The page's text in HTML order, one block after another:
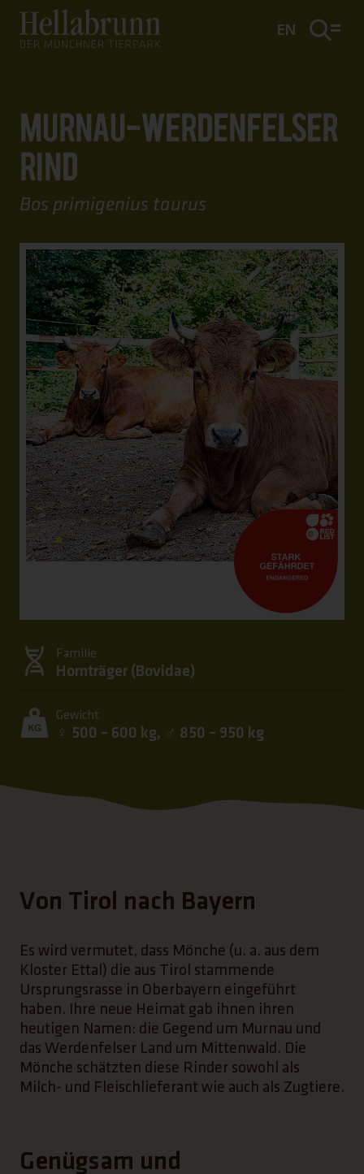
Hauptinhalt
Fußbereich
EN
MURNAU-WERDENFELSER
RIND
Bos primigenius taurus
Familie
Hornträger ( Bovidae)
Gewicht
♀ 500 – 600 kg, ♂ 850 – 950 kg
Von Tirol nach Bayern
Es wird vermutet, dass Mönche (u. a. aus dem
Kloster Ettal) die aus Tirol stammende
Ursprungsrasse in Oberbayern eingeführt
haben. Ihre neue Heimat gab ihnen ihren
heutigen Namen: die Gegend um Murnau und
das Werdenfelser Land um Mittenwald. Die
Mönche schätzten diese Rinder sowohl als
Milch- und Fleischlieferant wie auch als Zugtiere.
Genügsam und